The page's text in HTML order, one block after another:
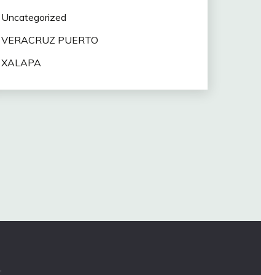
Uncategorized
VERACRUZ PUERTO
XALAPA